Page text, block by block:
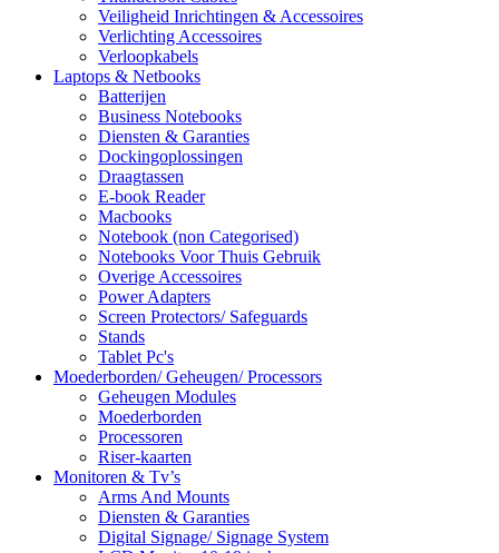
Veiligheid Inrichtingen & Accessoires
Verlichting Accessoires
Verloopkabels
Laptops & Netbooks
Batterijen
Business Notebooks
Diensten & Garanties
Dockingoplossingen
Draagtassen
E-book Reader
Macbooks
Notebook (non Categorised)
Notebooks Voor Thuis Gebruik
Overige Accessoires
Power Adapters
Screen Protectors/ Safeguards
Stands
Tablet Pc's
Moederborden/ Geheugen/ Processors
Geheugen Modules
Moederborden
Processoren
Riser-kaarten
Monitoren & Tv’s
Arms And Mounts
Diensten & Garanties
Digital Signage/ Signage System